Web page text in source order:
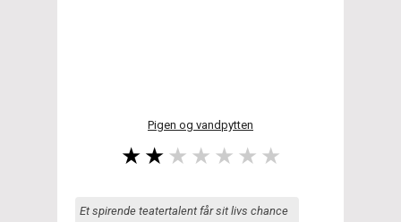
Pigen og vandpytten
Et spirende teatertalent får sit livs chance